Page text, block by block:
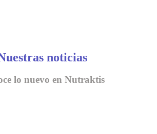
noticias
lo nuevo en Nutraktis